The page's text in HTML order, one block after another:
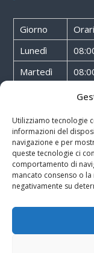
Utilizziamo tecnologie
informazioni del
navigazione e per
queste tecnologie ci
comportamento di
mancato consenso o
negativamente su
Giorno
Lunedì
Martedì
Giovedì
Venerdì
Sabato